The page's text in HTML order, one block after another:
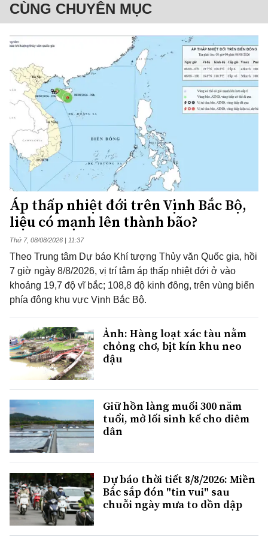
CÙNG CHUYÊN MỤC
Áp thấp nhiệt đới trên Vịnh Bắc Bộ,
liệu có mạnh lên thành bão?
Thứ 7, 08/08/2026 | 11:37
Theo Trung tâm Dự báo Khí tượng Thủy văn Quốc gia, hồi
7 giờ ngày 8/8/2026, vị trí tâm áp thấp nhiệt đới ở vào
khoảng 19,7 độ vĩ bắc; 108,8 độ kinh đông, trên vùng biển
phía đông khu vực Vịnh Bắc Bộ.
Ảnh: Hàng loạt xác tàu nằm
chỏng chơ, bịt kín khu neo
đậu
Giữ hồn làng muối 300 năm
tuổi, mở lối sinh kế cho diêm
dân
Dự báo thời tiết 8/8/2026: Miền
Bắc sắp đón "tin vui" sau
chuỗi ngày mưa to dồn dập